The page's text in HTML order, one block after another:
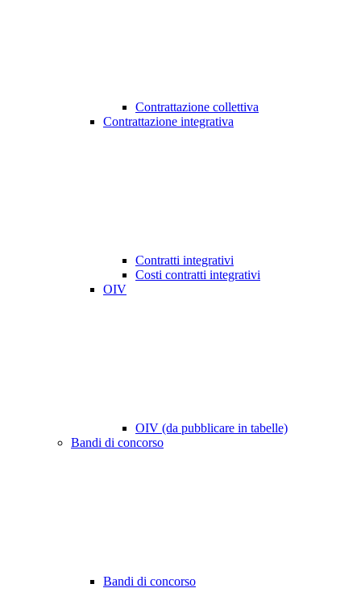
Contrattazione collettiva
Contrattazione integrativa
Contratti integrativi
Costi contratti integrativi
OIV
OIV (da pubblicare in tabelle)
Bandi di concorso
Bandi di concorso